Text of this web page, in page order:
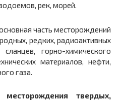
рек, морей.
часть месторождений
редких, радиоактивных
горно-химического
материалов, нефти,
газа.
месторождения твердых,